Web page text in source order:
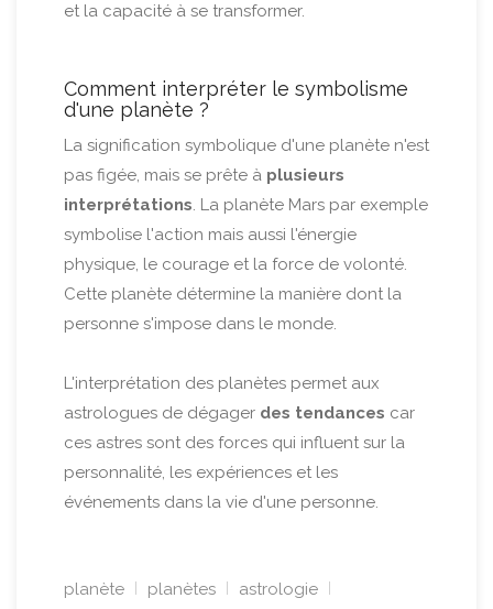
et la capacité à se transformer.
Comment interpréter le symbolisme
d'une planète ?
La signification symbolique d'une planète n'est
pas figée, mais se prête à plusieurs
interprétations. La planète Mars par exemple
symbolise l'action mais aussi l'énergie
physique, le courage et la force de volonté.
Cette planète détermine la manière dont la
personne s'impose dans le monde.
L'interprétation des planètes permet aux
astrologues de dégager des tendances car
ces astres sont des forces qui influent sur la
personnalité, les expériences et les
événements dans la vie d'une personne.
planète planètes
astrologie